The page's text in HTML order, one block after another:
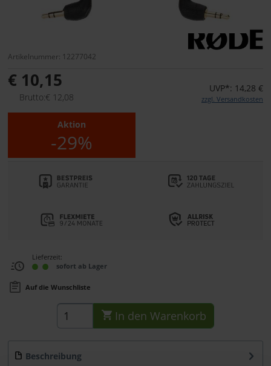
Artikelnummer: 12277042
€ 10,15
Brutto:€ 12,08
UVP*: 14,28 €
zzgl. Versandkosten
Aktion
-29%
Lieferzeit:
sofort ab Lager
Auf die Wunschliste
In den Warenkorb
Beschreibung